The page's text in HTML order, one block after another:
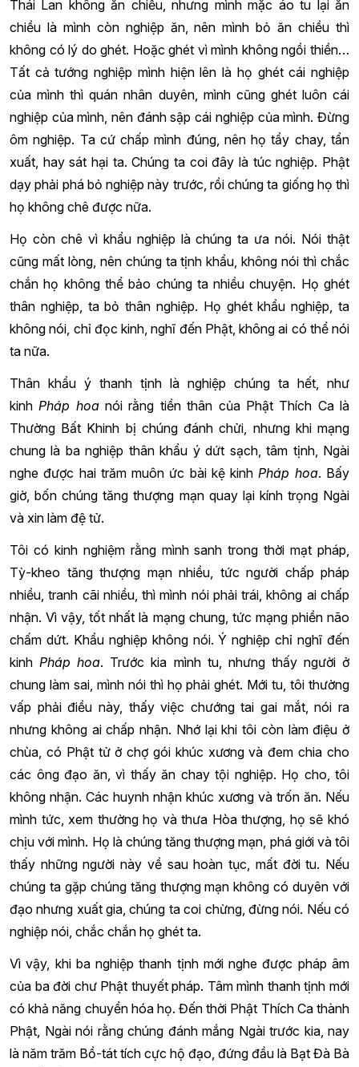
Thái Lan không ăn chiều, nhưng mình mặc áo tu lại ăn
chiều là mình còn nghiệp ăn, nên mình bỏ ăn chiều thì
không có lý do ghét. Hoặc ghét vì mình không ngồi thiền…
Tất cả tướng nghiệp mình hiện lên là họ ghét cái nghiệp
của mình thì quán nhân duyên, mình cũng ghét luôn cái
nghiệp của mình, nên đánh sập cái nghiệp của mình. Đừng
ôm nghiệp. Ta cứ chấp mình đúng, nên họ tẩy chay, tẩn
xuất, hay sát hại ta. Chúng ta coi đây là túc nghiệp. Phật
dạy phải phá bỏ nghiệp này trước, rồi chúng ta giống họ thì
họ không chê được nữa.
Họ còn chê vì khẩu nghiệp là chúng ta ưa nói. Nói thật
cũng mất lòng, nên chúng ta tịnh khẩu, không nói thì chắc
chắn họ không thể bảo chúng ta nhiều chuyện. Họ ghét
thân nghiệp, ta bỏ thân nghiệp. Họ ghét khẩu nghiệp, ta
không nói, chỉ đọc kinh, nghĩ đến Phật, không ai có thể nói
ta nữa.
Thân khẩu ý thanh tịnh là nghiệp chúng ta hết, như
kinhPháp hoanói rằng tiền thân của Phật Thích Ca là
Thường Bất Khinh bị chúng đánh chửi, nhưng khi mạng
chung là ba nghiệp thân khẩu ý dứt sạch, tâm tịnh, Ngài
nghe được hai trăm muôn ức bài kệ kinhPháp hoa. Bấy
giờ, bốn chúng tăng thượng mạn quay lại kính trọng Ngài
và xin làm đệ tử.
Tôi có kinh nghiệm rằng mình sanh trong thời mạt pháp,
Tỳ-kheo tăng thượng mạn nhiều, tức người chấp pháp
nhiều, tranh cãi nhiều, thì mình nói phải trái, không ai chấp
nhận. Vì vậy, tốt nhất là mạng chung, tức mạng phiền não
chấm dứt. Khẩu nghiệp không nói. Ý nghiệp chỉ nghĩ đến
kinhPháp hoa. Trước kia mình tu, nhưng thấy người ở
chung làm sai, mình nói thì họ phải ghét. Mới tu, tôi thường
vấp phải điều này, thấy việc chướng tai gai mắt, nói ra
nhưng không ai chấp nhận. Nhớ lại khi tôi còn làm điệu ở
chùa, có Phật tử ở chợ gói khúc xương và đem chia cho
các ông đạo ăn, vì thấy ăn chay tội nghiệp. Họ cho, tôi
không nhận. Các huynh nhận khúc xương và trốn ăn. Nếu
mình tức, xem thường họ và thưa Hòa thượng, họ sẽ khó
chịu với mình. Họ là chúng tăng thượng mạn, phá giới và tôi
thấy những người này về sau hoàn tục, mất đời tu. Nếu
chúng ta gặp chúng tăng thượng mạn không có duyên với
đạo nhưng xuất gia, chúng ta coi chừng, đừng nói. Nếu có
nghiệp nói, chắc chắn họ ghét ta.
Vì vậy, khi ba nghiệp thanh tịnh mới nghe được pháp âm
của ba đời chư Phật thuyết pháp. Tâm mình thanh tịnh mới
có khả năng chuyển hóa họ. Đến thời Phật Thích Ca thành
Phật, Ngài nói rằng chúng đánh mắng Ngài trước kia, nay
là năm trăm Bồ-tát tích cực hộ đạo, đứng đầu là Bạt Đà Bà